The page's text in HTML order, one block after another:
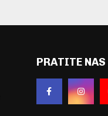
PRATITE NAS